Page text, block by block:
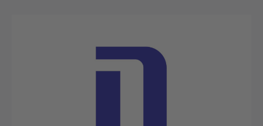
Ignorer la galerie d'images